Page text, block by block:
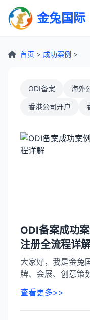
金兔国际
首页 > 成功案例 >
ODI备案 海外
香港公司开户
ODI备案成功
注册全流程详
大家好，我是金兔
牌、会展、创意策
查看更多>>